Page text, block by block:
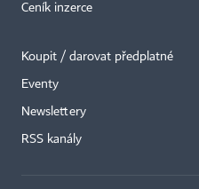
Ceník inzerce
Koupit / darovat předplatné
Eventy
Newslettery
RSS kanály